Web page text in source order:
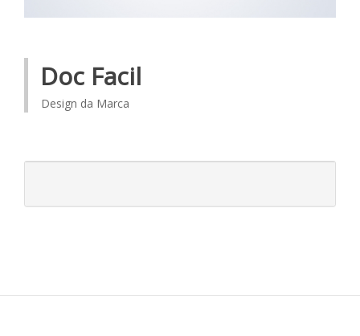
Doc Facil
Design da Marca